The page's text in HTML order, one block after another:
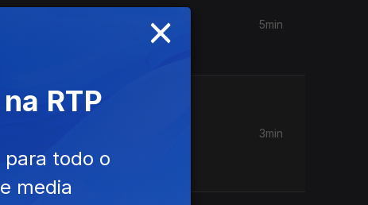
5min
de
3min
×
RTP
todo o
media